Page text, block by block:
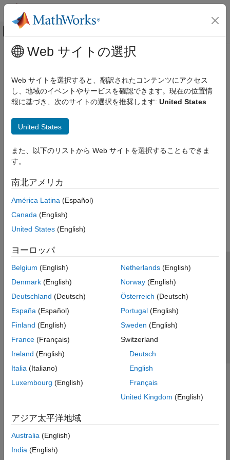
コンテンツへスキップ
オフキャンバス ナビゲーション メ
ドキュメンテーションのホーム
メインコンテンツ
Web サイトの選択
Web サイトを選択すると、翻訳されたコンテンツにアクセス
し、地域のイベントやサービスを確認できます。現在の位置情
報に基づき、次のサイトの選択を推奨します: United States
United States
また、以下のリストから Web サイトを選択することもできま
す。
南北アメリカ
América Latina (Español)
Canada (English)
United States (English)
ヨーロッパ
Belgium (English)
Denmark (English)
Deutschland (Deutsch)
España (Español)
Finland (English)
France (Français)
Ireland (English)
Italia (Italiano)
Luxembourg (English)
Netherlands(English)
Norway(English)
Österreich (Deutsch)
Portugal(English)
Sweden (English)
Switzerland
Deutsch
English
Français
United Kingdom (English)
アジア太平洋地域
Australia (English)
India (English)
トラストセンター
プライバシー ポリシー
違法コピー防止
アプリケーション ステータス
© 1994-2026 The MathWorks, Inc.